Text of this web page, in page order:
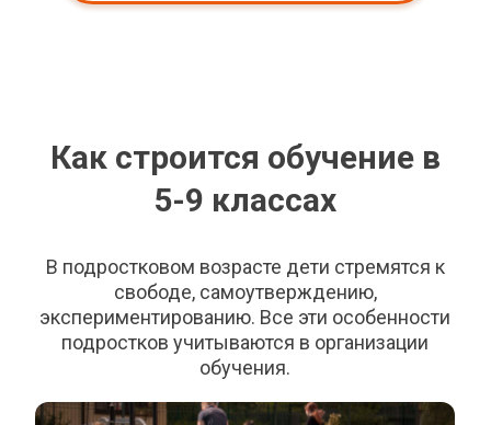
Как строится обучение в
5-9 классах
В подростковом возрасте дети стремятся к
свободе, самоутверждению,
экспериментированию. Все эти особенности
подростков учитываются в организации
обучения.